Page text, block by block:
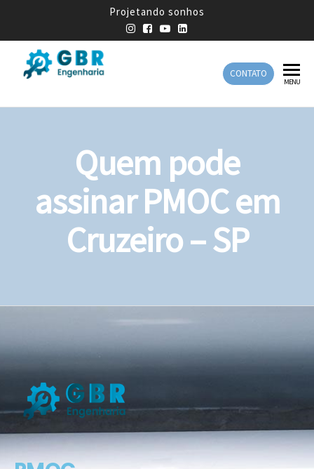
Projetando sonhos
Engenharia
Engenharia
CONTATO
MENU
Quem pode
assinar PMOC em
Cruzeiro – SP